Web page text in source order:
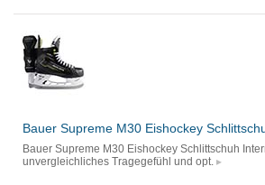
Bauer Supreme M30 Eishockey
Bauer Supreme M30 Eishockey Schlittschuh
unvergleichliches Tragegefühl und opt.